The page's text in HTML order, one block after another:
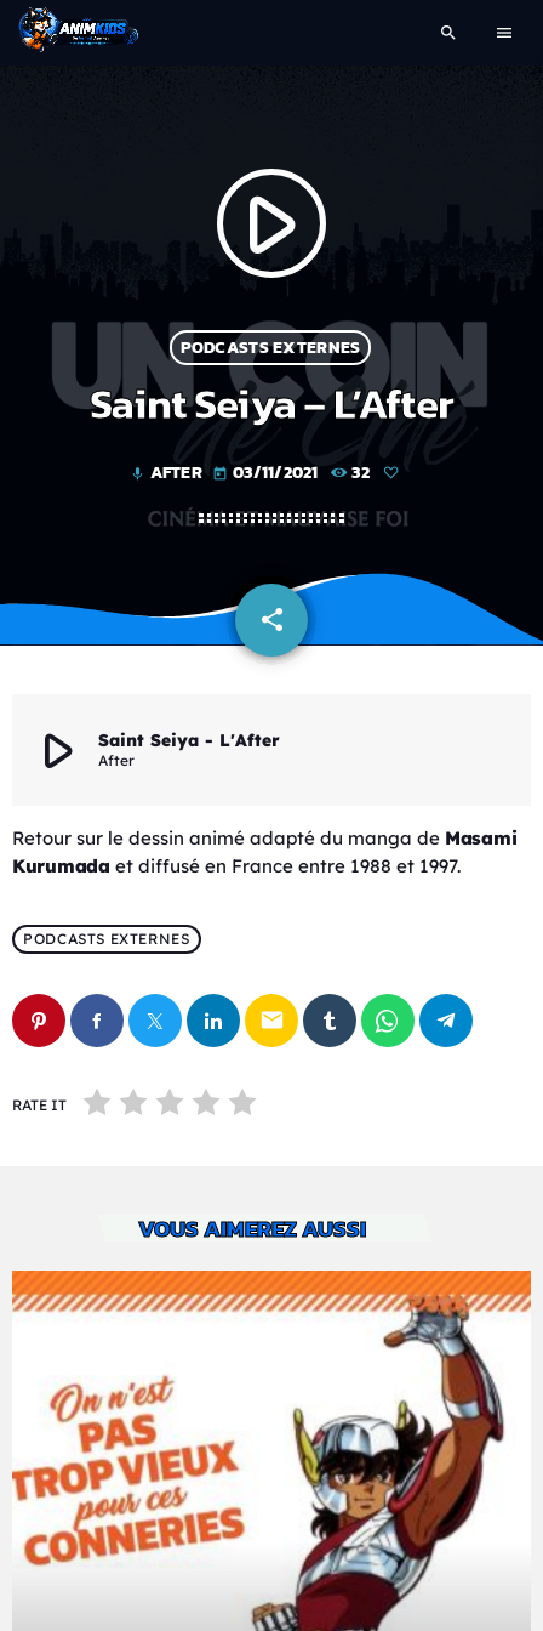
search menu
play_arrow
PODCASTS EXTERNES
Saint Seiya – L’After
mic AFTER today 03/11/2021 32
share
email
play_arrow Saint Seiya - L'After
After
Retour sur le dessin animé adapté du manga de Masami
Kurumada et diffusé en France entre 1988 et 1997.
PODCASTS EXTERNES
email
RATE IT
VOUS AIMEREZ AUSSI